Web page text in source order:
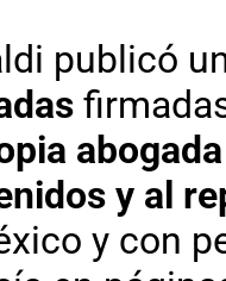
publicó
y al
y con